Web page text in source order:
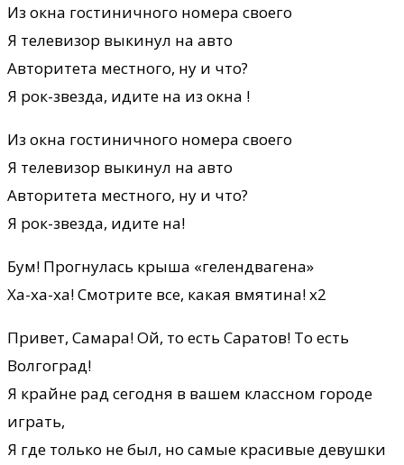
Из окна гостиничного номера своего
Я телевизор выкинул на авто
Авторитета местного, ну и что?
Я рок-звезда, идите на из окна !
Из окна гостиничного номера своего
Я телевизор выкинул на авто
Авторитета местного, ну и что?
Я рок-звезда, идите на!
Бум! Прогнулась крыша «гелендвагена»
Ха-ха-ха! Смотрите все, какая вмятина! х2
Привет, Самара! Ой, то есть Саратов! То есть
Волгоград!
Я крайне рад сегодня в вашем классном городе
играть,
Я где только не был, но самые красивые девушки